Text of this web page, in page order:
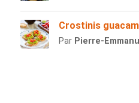
Crostinis
Par Pierre-